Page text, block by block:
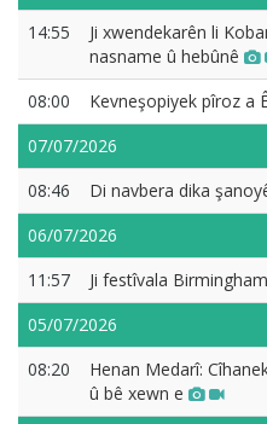
14:55
Ji xwendekarên li
nasname û hebûnê
08:00
Kevneşopiyek pîroz a
07/07/2026
08:46
Di navbera dika
06/07/2026
11:57
Ji festîvala
05/07/2026
08:20
Henan Medarî:
û bê xewn e